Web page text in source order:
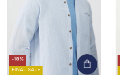
-18%
FINAL SALE